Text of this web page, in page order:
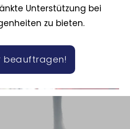
Unterstützung bei
zu bieten.
beauftragen!